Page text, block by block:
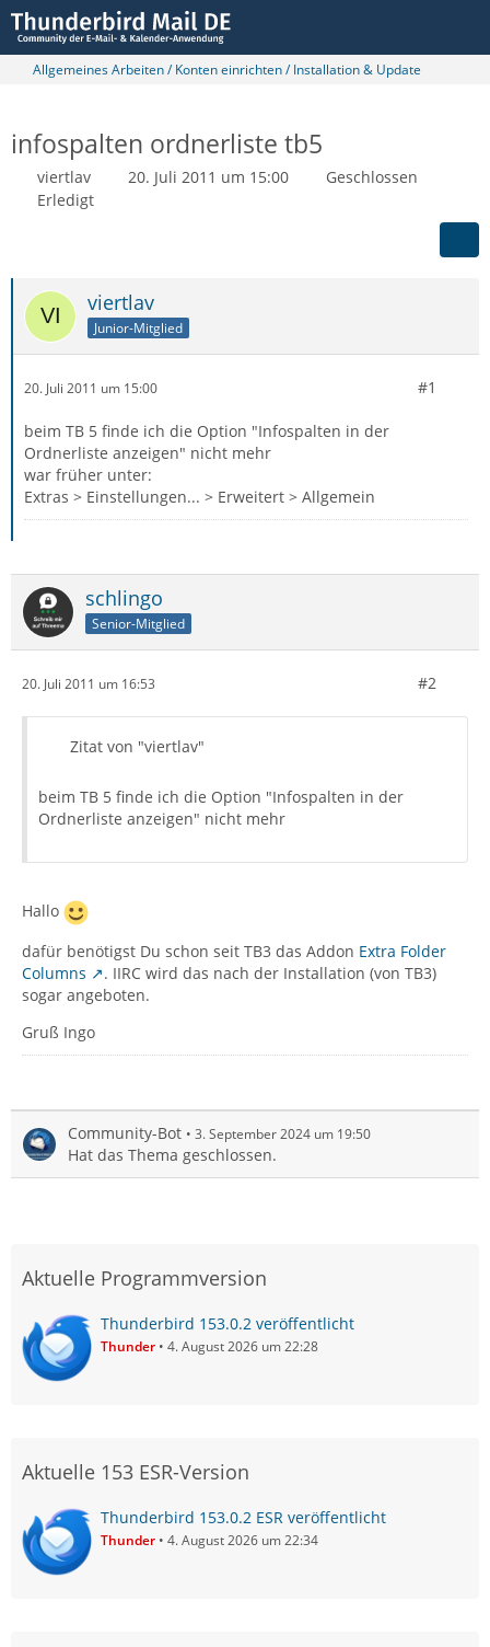
Allgemeines Arbeiten / Konten einrichten / Installation & Update
infospalten ordnerliste tb5
viertlav 20. Juli 2011 um 15:00
Geschlossen
Erledigt
viertlav
Junior-Mitglied
20. Juli 2011 um 15:00 #1
beim TB 5 finde ich die Option "Infospalten in der
Ordnerliste anzeigen" nicht mehr
war früher unter:
Extras > Einstellungen... > Erweitert > Allgemein
schlingo
Senior-Mitglied
20. Juli 2011 um 16:53 #2
Zitat von "viertlav"
beim TB 5 finde ich die Option "Infospalten in der
Ordnerliste anzeigen" nicht mehr
Hallo
dafür benötigst Du schon seit TB3 das Addon Extra Folder
Columns
. IIRC wird das nach der Installation (von TB3)
sogar angeboten.
Gruß Ingo
Community-Bot 3. September 2024 um 19:50
Hat das Thema geschlossen.
Aktuelle Programmversion
Thunderbird 153.0.2 veröffentlicht
Thunder 4. August 2026 um 22:28
Aktuelle 153 ESR-Version
Thunderbird 153.0.2 ESR veröffentlicht
Thunder 4. August 2026 um 22:34